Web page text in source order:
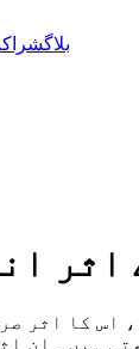
بلاگ
اثر
اس کا اثر
ہیں۔ ان